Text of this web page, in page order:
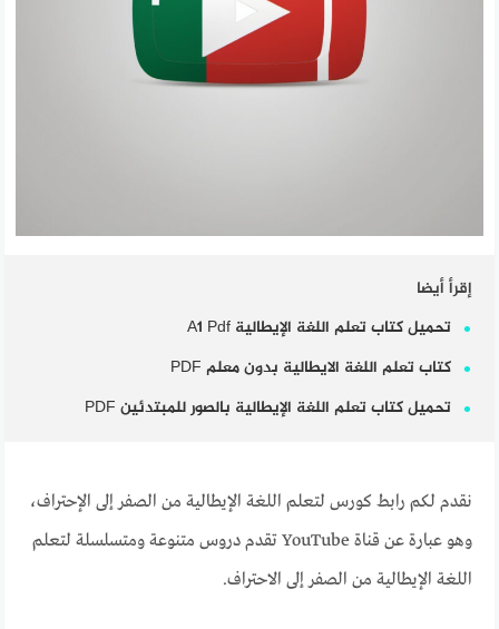
إقرأ أيضا
تحميل كتاب تعلم اللغة الإيطالية A1 Pdf
كتاب تعلم اللغة الايطالية بدون معلم PDF
تحميل كتاب تعلم اللغة الإيطالية بالصور للمبتدئين PDF
‏نقدم لكم رابط كورس لتعلم اللغة الإيطالية من الصفر إلى الإحتراف،
وهو عبارة عن قناة YouTube تقدم دروس متنوعة ومتسلسلة لتعلم
اللغة الإيطالية من الصفر إلى الاحتراف.